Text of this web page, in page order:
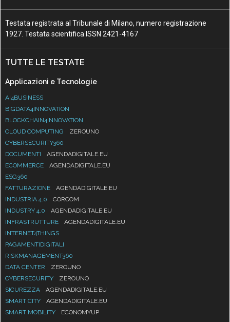
Testata registrata al Tribunale di Milano, numero registrazione
1927. Testata scientifica ISSN 2421-4167
TUTTE LE TESTATE
Applicazioni e Tecnologie
AI4BUSINESS
BIGDATA4INNOVATION
BLOCKCHAIN4INNOVATION
CLOUD COMPUTING
ZEROUNO
CYBERSECURITY360
DOCUMENTI
AGENDADIGITALE.EU
ECOMMERCE
AGENDADIGITALE.EU
ESG360
FATTURAZIONE
AGENDADIGITALE.EU
INDUSTRIA 4.0
CORCOM
INDUSTRY 4.0
AGENDADIGITALE.EU
INFRASTRUTTURE
AGENDADIGITALE.EU
INTERNET4THINGS
PAGAMENTIDIGITALI
RISKMANAGEMENT360
DATA CENTER
ZEROUNO
CYBERSECURITY
ZEROUNO
SICUREZZA
AGENDADIGITALE.EU
SMART CITY
AGENDADIGITALE.EU
SMART MOBILITY
ECONOMYUP